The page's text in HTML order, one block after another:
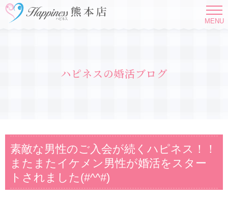
MENU
ハピネスの婚活ブログ
素敵な男性のご入会が続くハピネス！！
またまたイケメン男性が婚活をスター
トされました(#^^#)